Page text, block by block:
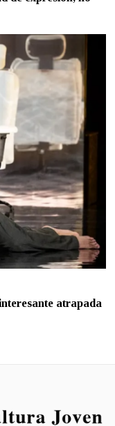
atrapada